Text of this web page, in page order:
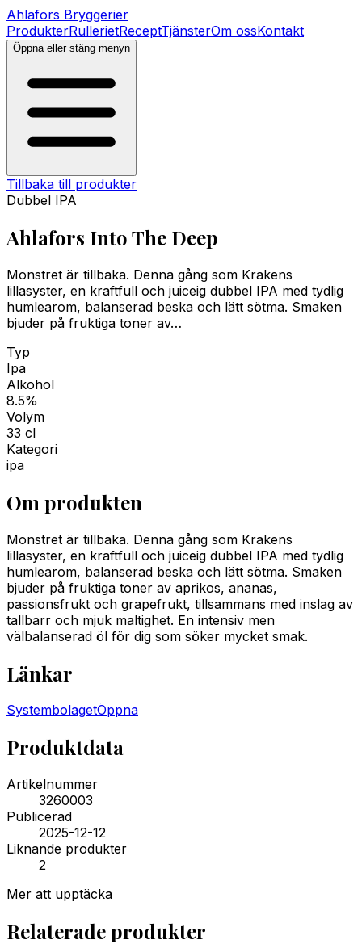
Ahlafors Bryggerier
ProdukterRullerietReceptTjänsterOm ossKontakt
Öppna eller stäng menyn
Tillbaka till produkter
Dubbel IPA
Ahlafors Into The Deep
Monstret är tillbaka. Denna gång som Krakens
lillasyster, en kraftfull och juiceig dubbel IPA med tydlig
humlearom, balanserad beska och lätt sötma. Smaken
bjuder på fruktiga toner av…
Typ
Ipa
Alkohol
8.5%
Volym
33 cl
Kategori
ipa
Om produkten
Monstret är tillbaka. Denna gång som Krakens
lillasyster, en kraftfull och juiceig dubbel IPA med tydlig
humlearom, balanserad beska och lätt sötma. Smaken
bjuder på fruktiga toner av aprikos, ananas,
passionsfrukt och grapefrukt, tillsammans med inslag av
tallbarr och mjuk maltighet. En intensiv men
välbalanserad öl för dig som söker mycket smak.
Länkar
SystembolagetÖppna
Produktdata
Artikelnummer
3260003
Publicerad
2025-12-12
Liknande produkter
2
Mer att upptäcka
Relaterade produkter